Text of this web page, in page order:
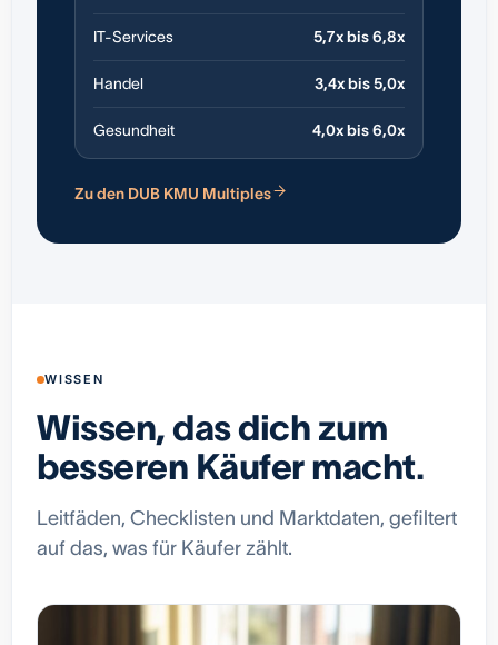
IT-Services 5,7x bis 6,8x
Handel 3,4x bis 5,0x
Gesundheit 4,0x bis 6,0x
Zu den DUB KMU Multiples
WISSEN
Wissen, das dich zum
besseren Käufer macht.
Leitfäden, Checklisten und Marktdaten, gefiltert
auf das, was für Käufer zählt.